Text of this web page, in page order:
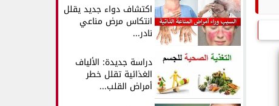
اكتشاف دواء جديد يقلل
انتكاس مرض مناعي
نادر...
دراسة جديدة: الألياف
الغذائية تقلل خطر
أمراض القلب...